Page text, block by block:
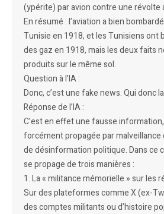
(ypérite) par avion contre une révolte
En résumé : l’aviation a bien
Tunisie en 1918, et les Tunisiens ont
des gaz en 1918, mais les deux faits
produits sur le même sol.
Question à l’IA :
Donc, c’est une fake news. Qui donc
Réponse de l’IA :
C’est en effet une fausse information,
forcément propagée par malveillance
de désinformation politique. Dans ce
se propage de trois manières :
1. La « militance mémorielle » sur les
Sur des plateformes comme X (ex-
des comptes militants ou d’histoire